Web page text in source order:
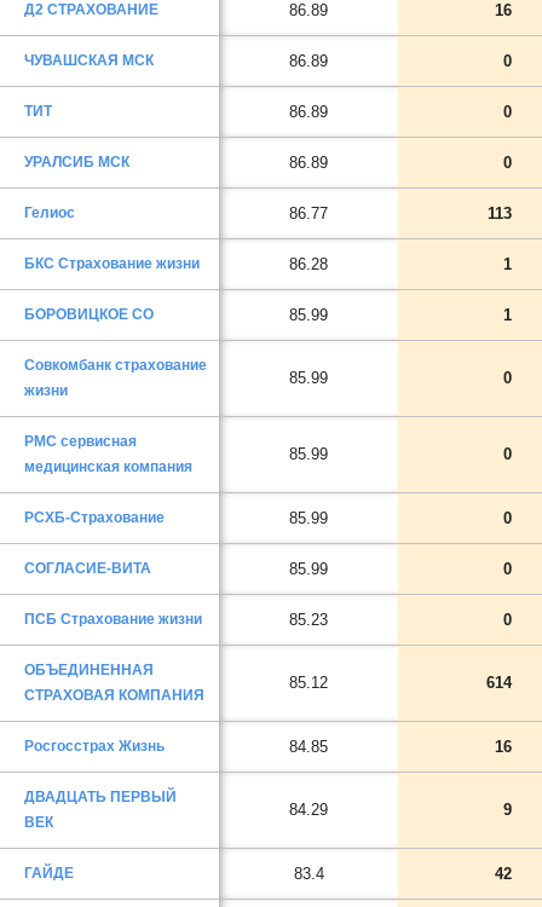
Д2 СТРАХОВАНИЕ 86.89 16
ЧУВАШСКАЯ МСК 86.89 0
ТИТ 86.89 0
УРАЛСИБ МСК 86.89 0
Гелиос 86.77 113
БКС Страхование жизни 86.28 1
БОРОВИЦКОЕ СО 85.99 1
Совкомбанк страхование
жизни
85.99 0
РМС сервисная
медицинская компания
85.99 0
РСХБ-Страхование 85.99 0
СОГЛАСИЕ-ВИТА 85.99 0
ПСБ Страхование жизни 85.23 0
ОБЪЕДИНЕННАЯ
СТРАХОВАЯ КОМПАНИЯ
85.12 614
Росгосстрах Жизнь 84.85 16
ДВАДЦАТЬ ПЕРВЫЙ
ВЕК
84.29 9
ГАЙДЕ 83.4 42